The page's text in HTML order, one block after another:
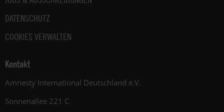
DATENSCHUTZ
COOKIES VERWALTEN
Kontakt
Amnesty International Deutschland e.V.
Sonnenallee 221 C